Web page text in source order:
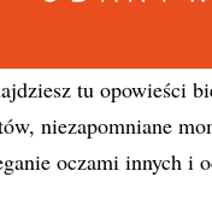
tu opowieści
niezapomniane
oczami innych